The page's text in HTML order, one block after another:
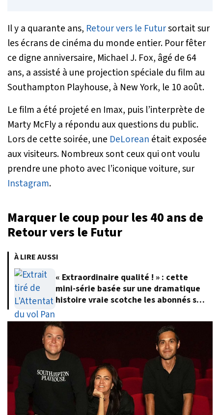
Il y a quarante ans, Retour vers le Futursortait sur
les écrans de cinéma du monde entier. Pour fêter
ce digne anniversaire, Michael J. Fox, âgé de 64
ans, a assisté à une projection spéciale du film au
Southampton Playhouse, à New York, le 10 août.
Le film a été projeté en Imax, puis l’interprète de
Marty McFly a répondu aux questions du public.
Lors de cette soirée, une DeLorean était exposée
aux visiteurs. Nombreux sont ceux qui ont voulu
prendre une photo avec l’iconique voiture, sur
Instagram.
Marquer le coup pour les 40 ans de
Retour vers le Futur
À LIRE AUSSI
« Extraordinaire qualité ! » : cette
mini-série basée sur une dramatique
histoire vraie scotche les abonnés sur